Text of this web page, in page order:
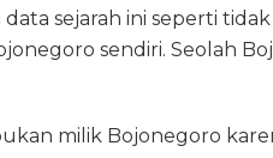
data sejarah ini seperti
sendiri. Seolah
milik Bojonegoro